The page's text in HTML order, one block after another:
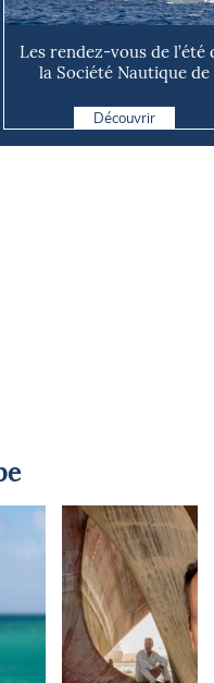
Les rendez-vous de l’été
la Société Nautique de
Découvrir